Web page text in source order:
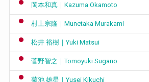
岡本和真｜Kazuma Okamoto
村上宗隆｜Munetaka Murakami
松井 裕樹｜Yuki Matsui
菅野智之｜Tomoyuki Sugano
菊池 雄星｜Yusei Kikuchi